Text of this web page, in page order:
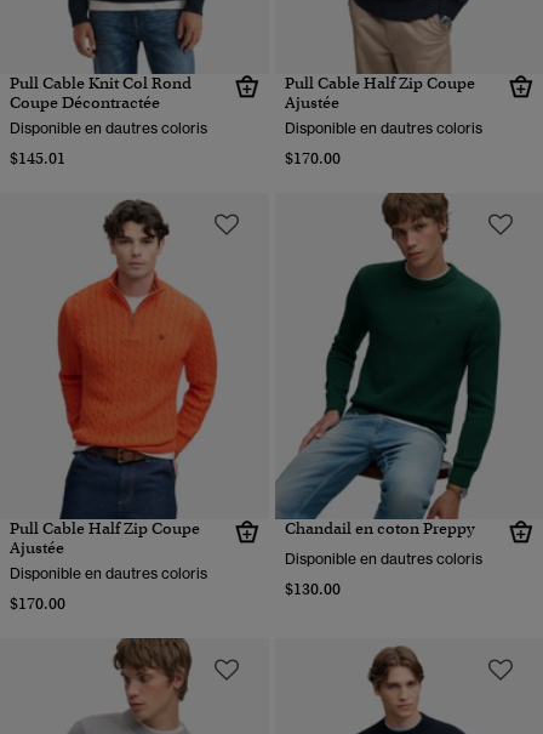
Pull Cable Knit Col Rond
Coupe Décontractée
Disponible en dautres coloris
$145.01
Pull Cable Half Zip Coupe
Ajustée
Disponible en dautres coloris
$170.00
Pull Cable Half Zip Coupe
Ajustée
Disponible en dautres coloris
$170.00
Chandail en coton Preppy
Disponible en dautres coloris
$130.00